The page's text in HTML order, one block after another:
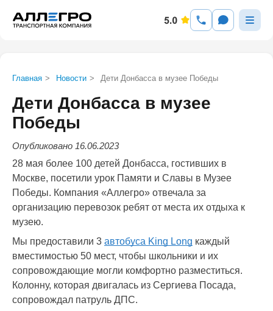
Главная > Новости > Дети Донбасса в музее Победы
Дети Донбасса в музее
Победы
Опубликовано 16.06.2023
28 мая более 100 детей Донбасса, гостивших в
Москве, посетили урок Памяти и Славы в Музее
Победы. Компания «Аллегро» отвечала за
организацию перевозок ребят от места их отдыха к
музею.
Мы предоставили 3 автобуса King Long каждый
вместимостью 50 мест, чтобы школьники и их
сопровождающие могли комфортно разместиться.
Колонну, которая двигалась из Сергиева Посада,
сопровождал патруль ДПС.